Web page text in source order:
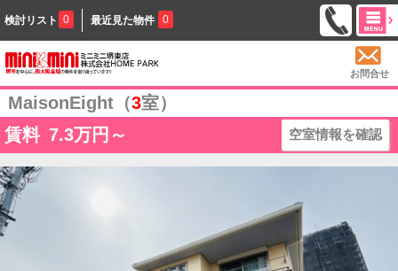
検討リスト 0 最近見た物件 0
お問合せ
MaisonEight（3室）
賃料 7.3万円～ 空室情報を確認